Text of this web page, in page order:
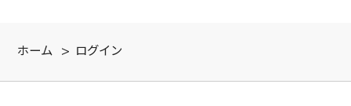
ホーム > ログイン